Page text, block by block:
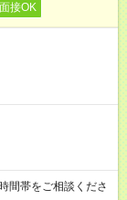
接OK
間帯をご相談くださ